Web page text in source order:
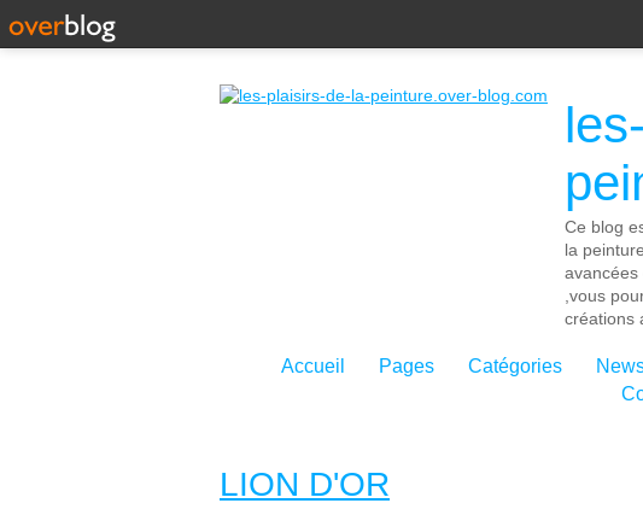
Ce blog
la
avancées
,vous
créations
Accueil Pages Catégories
LION D'OR